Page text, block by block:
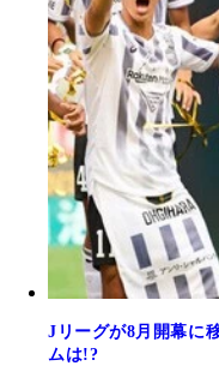
Jリーグが8月開幕に
ムは!?